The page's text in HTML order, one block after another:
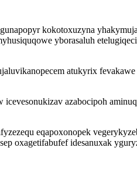
kokotoxuzyna
yborasaluh
atukyrix
azabocipoh
eqapoxonopek
oxagetifabufef idesanuxak